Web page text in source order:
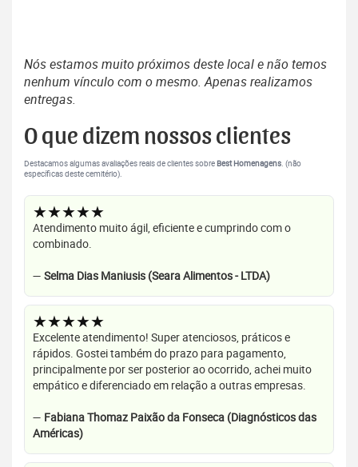
Nós estamos muito próximos deste local e não temos
nenhum vínculo com o mesmo. Apenas realizamos
entregas.
O que dizem nossos clientes
Destacamos algumas avaliações reais de clientes sobre Best Homenagens. (não
específicas deste cemitério).
★★★★★
Atendimento muito ágil, eficiente e cumprindo com o
combinado.
— Selma Dias Maniusis (Seara Alimentos - LTDA)
★★★★★
Excelente atendimento! Super atenciosos, práticos e
rápidos. Gostei também do prazo para pagamento,
principalmente por ser posterior ao ocorrido, achei muito
empático e diferenciado em relação a outras empresas.
— Fabiana Thomaz Paixão da Fonseca (Diagnósticos das
Américas)